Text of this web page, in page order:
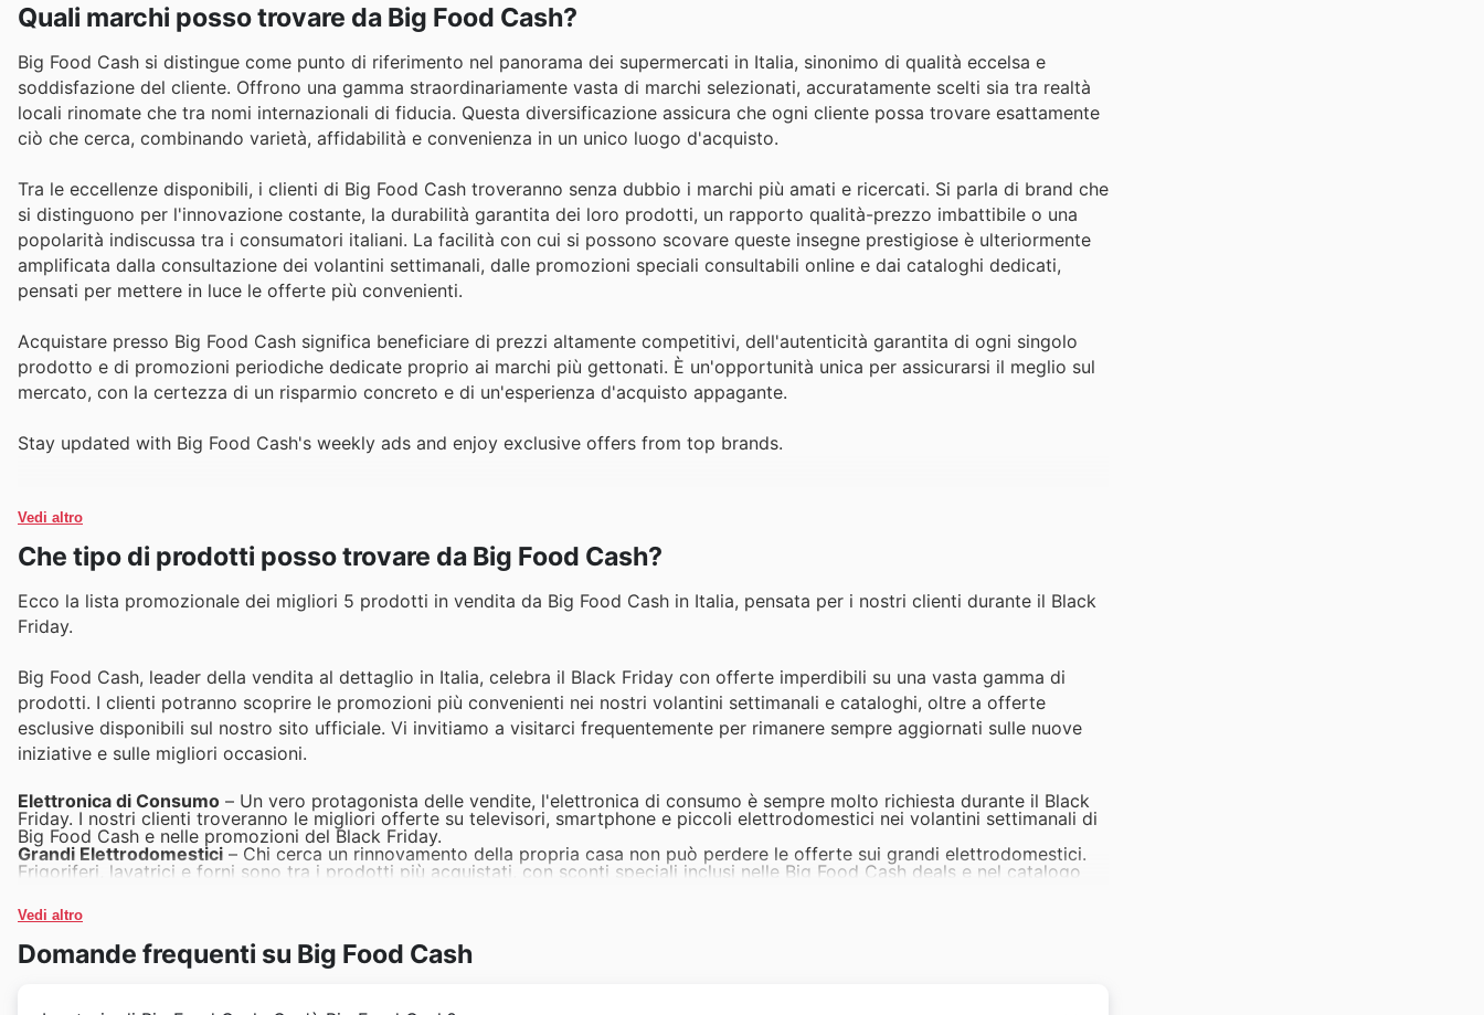
Quali marchi posso trovare da Big Food Cash?
Big Food Cash si distingue come punto di riferimento nel panorama dei supermercati in Italia, sinonimo di qualità eccelsa e
soddisfazione del cliente. Offrono una gamma straordinariamente vasta di marchi selezionati, accuratamente scelti sia tra realtà
locali rinomate che tra nomi internazionali di fiducia. Questa diversificazione assicura che ogni cliente possa trovare esattamente
ciò che cerca, combinando varietà, affidabilità e convenienza in un unico luogo d'acquisto.
Tra le eccellenze disponibili, i clienti di Big Food Cash troveranno senza dubbio i marchi più amati e ricercati. Si parla di brand che
si distinguono per l'innovazione costante, la durabilità garantita dei loro prodotti, un rapporto qualità-prezzo imbattibile o una
popolarità indiscussa tra i consumatori italiani. La facilità con cui si possono scovare queste insegne prestigiose è ulteriormente
amplificata dalla consultazione dei volantini settimanali, dalle promozioni speciali consultabili online e dai cataloghi dedicati,
pensati per mettere in luce le offerte più convenienti.
Acquistare presso Big Food Cash significa beneficiare di prezzi altamente competitivi, dell'autenticità garantita di ogni singolo
prodotto e di promozioni periodiche dedicate proprio ai marchi più gettonati. È un'opportunità unica per assicurarsi il meglio sul
mercato, con la certezza di un risparmio concreto e di un'esperienza d'acquisto appagante.
Stay updated with Big Food Cash's weekly ads and enjoy exclusive offers from top brands.
Vedi altro
Che tipo di prodotti posso trovare da Big Food Cash?
Ecco la lista promozionale dei migliori 5 prodotti in vendita da Big Food Cash in Italia, pensata per i nostri clienti durante il Black
Friday.
Big Food Cash, leader della vendita al dettaglio in Italia, celebra il Black Friday con offerte imperdibili su una vasta gamma di
prodotti. I clienti potranno scoprire le promozioni più convenienti nei nostri volantini settimanali e cataloghi, oltre a offerte
esclusive disponibili sul nostro sito ufficiale. Vi invitiamo a visitarci frequentemente per rimanere sempre aggiornati sulle nuove
iniziative e sulle migliori occasioni.
Elettronica di Consumo – Un vero protagonista delle vendite, l'elettronica di consumo è sempre molto richiesta durante il Black
Friday. I nostri clienti troveranno le migliori offerte su televisori, smartphone e piccoli elettrodomestici nei volantini settimanali di
Big Food Cash e nelle promozioni del Black Friday.
Grandi Elettrodomestici – Chi cerca un rinnovamento della propria casa non può perdere le offerte sui grandi elettrodomestici.
Frigoriferi, lavatrici e forni sono tra i prodotti più acquistati, con sconti speciali inclusi nelle Big Food Cash deals e nel catalogo
Abbigliamento e Accessori
delle Big Food Cash Black Friday sales per rinnovare il guardaroba con capi di tendenza a prezzi imbattibili, disponibili anche
nelle ultime offerte.
Articoli per la Casa e Arredamento– Per rendere ogni ambiente più accogliente e funzionale, gli articoli per la casa e
Vedi altro
Domande frequenti su Big Food Cash